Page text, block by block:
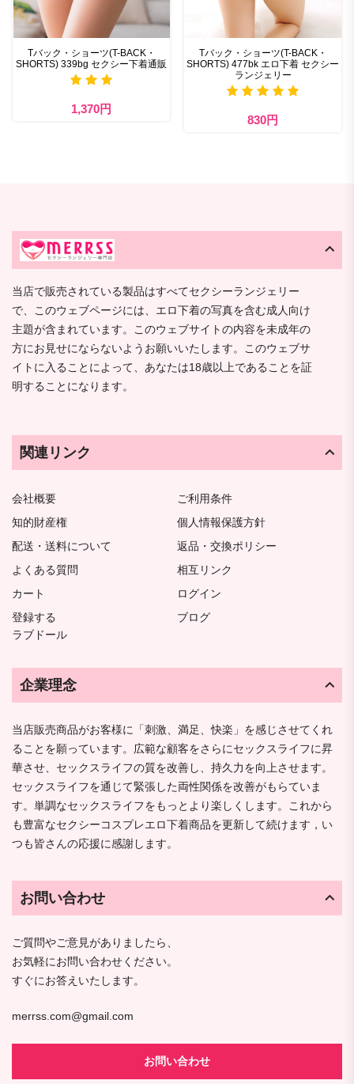
Tバック・ショーツ(T-BACK・
SHORTS) 339bg セクシー下着通販
1,370円
Tバック・ショーツ(T-BACK・
SHORTS) 477bk エロ下着 セクシー
ランジェリー
830円
当店で販売されている製品はすべてセクシーランジェリー
で、このウェブページには、エロ下着の写真を含む成人向け
主題が含まれています。このウェブサイトの内容を未成年の
方にお見せにならないようお願いいたします。このウェブサ
イトに入ることによって、あなたは18歳以上であることを証
明することになります。
関連リンク
会社概要
ご利用条件
知的財産権
個人情報保護方針
配送・送料について
返品・交換ポリシー
よくある質問
相互リンク
カート
ログイン
登録する
ブログ
ラブドール
企業理念
当店販売商品がお客様に「刺激、満足、快楽」を感じさせてくれ
ることを願っています。広範な顧客をさらにセックスライフに昇
華させ、セックスライフの質を改善し、持久力を向上させます。
セックスライフを通じて緊張した両性関係を改善がもらていま
す。単調なセックスライフをもっとより楽しくします。これから
も豊富なセクシーコスプレエロ下着商品を更新して続けます，い
つも皆さんの応援に感謝します。
お問い合わせ
ご質問やご意見がありましたら、
お気軽にお問い合わせください。
すぐにお答えいたします。
merrss.com@gmail.com
お問い合わせ